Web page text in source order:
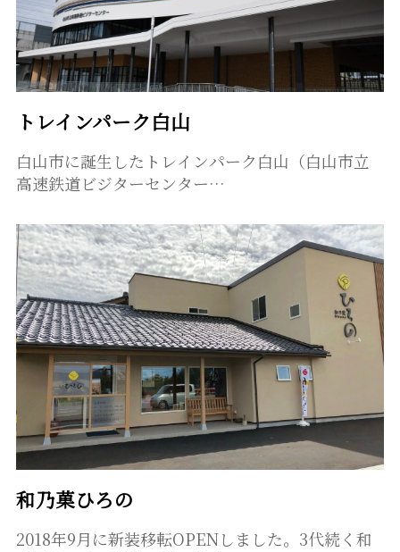
トレインパーク白山
白山市に誕生したトレインパーク白山（白山市立
高速鉄道ビジターセンター…
和乃菓ひろの
2018年9月に新装移転OPENしました。3代続く和